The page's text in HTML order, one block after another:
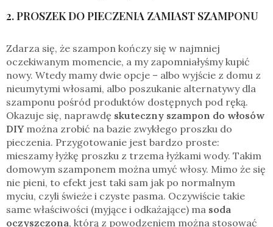
2. PROSZEK DO PIECZENIA ZAMIAST SZAMPONU
Zdarza się, że szampon kończy się w najmniej
oczekiwanym momencie, a my zapomniałyśmy kupić
nowy. Wtedy mamy dwie opcje – albo wyjście z domu z
nieumytymi włosami, albo poszukanie alternatywy dla
szamponu pośród produktów dostępnych pod ręką.
Okazuje się, naprawdę skuteczny szampon do włosów
DIYmożna zrobić na bazie zwykłego proszku do
pieczenia. Przygotowanie jest bardzo proste:
mieszamy łyżkę proszku z trzema łyżkami wody. Takim
domowym szamponem można umyć włosy. Mimo że się
nie pieni, to efekt jest taki sam jak po normalnym
myciu, czyli świeże i czyste pasma. Oczywiście takie
same właściwości (myjące i odkażające) ma soda
oczyszczona, którą z powodzeniem można stosować